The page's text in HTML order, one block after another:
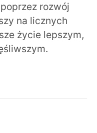
rozwój
na licznych
życie lepszym,